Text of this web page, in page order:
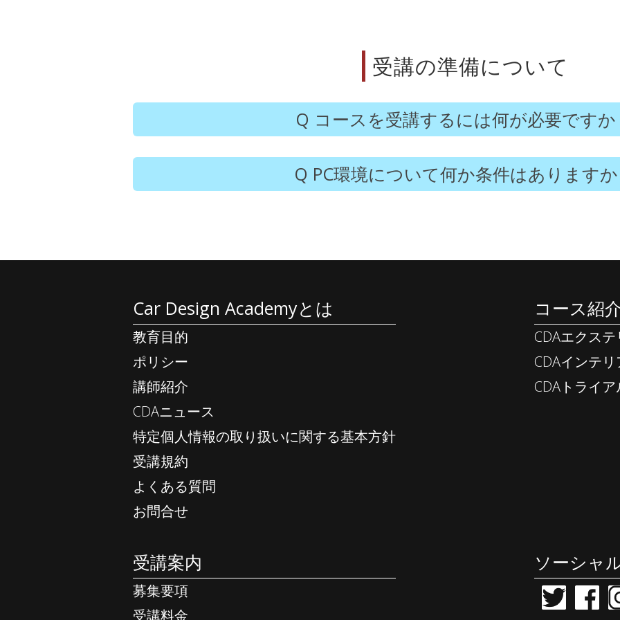
受講の準備について
コースを受講するには何が必要ですか
PC環境について何か条件はありますか
Car Design Academyとは
教育目的
ポリシー
講師紹介
CDAニュース
特定個人情報の取り扱いに関する基本方針
受講規約
よくある質問
お問合せ
コース紹
CDAエクス
CDAインテ
CDAトライ
受講案内
募集要項
受講料金
ソーシャ